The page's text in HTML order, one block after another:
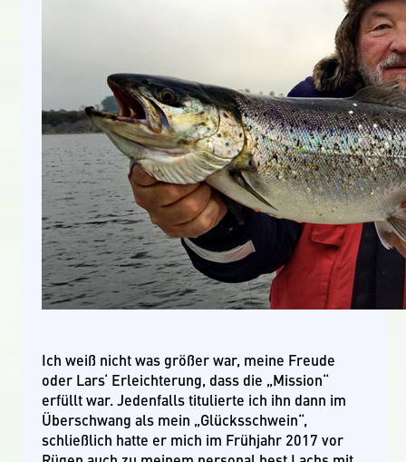
Ich weiß nicht was größer war, meine Freude
oder Lars‘ Erleichterung, dass die „Mission“
erfüllt war. Jedenfalls titulierte ich ihn dann im
Überschwang als mein „Glücksschwein“,
schließlich hatte er mich im Frühjahr 2017 vor